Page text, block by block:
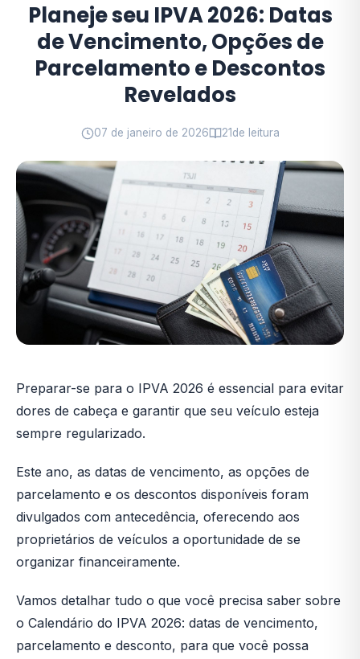
Planeje seu IPVA 2026: Datas
de Vencimento, Opções de
Parcelamento e Descontos
Revelados
07 de janeiro de 2026 21de leitura
Preparar-se para o IPVA 2026 é essencial para evitar
dores de cabeça e garantir que seu veículo esteja
sempre regularizado.
Este ano, as datas de vencimento, as opções de
parcelamento e os descontos disponíveis foram
divulgados com antecedência, oferecendo aos
proprietários de veículos a oportunidade de se
organizar financeiramente.
Vamos detalhar tudo o que você precisa saber sobre
o Calendário do IPVA 2026: datas de vencimento,
parcelamento e desconto, para que você possa